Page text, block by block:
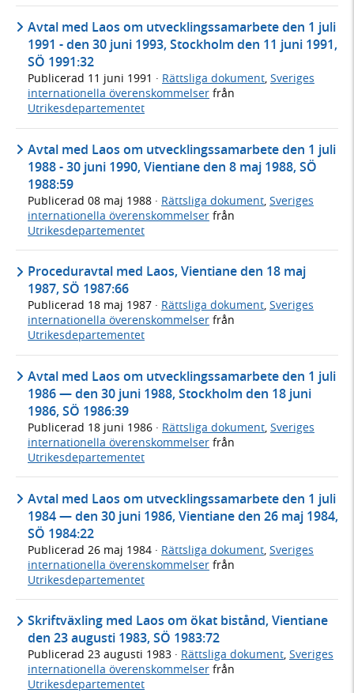
Avtal med Laos om utvecklingssamarbete den 1 juli
1991 - den 30 juni 1993, Stockholm den 11 juni 1991,
SÖ 1991:32
Publicerad 11 juni 1991 · Rättsliga dokument, Sveriges
internationella överenskommelser från
Utrikesdepartementet
Avtal med Laos om utvecklingssamarbete den 1 juli
1988 - 30 juni 1990, Vientiane den 8 maj 1988, SÖ
1988:59
Publicerad 08 maj 1988 · Rättsliga dokument, Sveriges
internationella överenskommelser från
Utrikesdepartementet
Proceduravtal med Laos, Vientiane den 18 maj
1987, SÖ 1987:66
Publicerad 18 maj 1987 · Rättsliga dokument, Sveriges
internationella överenskommelser från
Utrikesdepartementet
Avtal med Laos om utvecklingssamarbete den 1 juli
1986 — den 30 juni 1988, Stockholm den 18 juni
1986, SÖ 1986:39
Publicerad 18 juni 1986 · Rättsliga dokument, Sveriges
internationella överenskommelser från
Utrikesdepartementet
Avtal med Laos om utvecklingssamarbete den 1 juli
1984 — den 30 juni 1986, Vientiane den 26 maj 1984,
SÖ 1984:22
Publicerad 26 maj 1984 · Rättsliga dokument Sveriges
internationella överenskommelser från
Utrikesdepartementet
Skriftväxling med Laos om ökat bistånd, Vientiane
den 23 augusti 1983, SÖ 1983:72
Publicerad 23 augusti 1983 · Rättsliga dokument, Sveriges
internationella överenskommelser från
Utrikesdepartementet